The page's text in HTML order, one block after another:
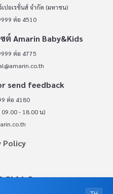
ปอเรชั่นส์ จำกัด (มหาชน)
ต่อ 4510
Amarin Baby&Kids
ต่อ 4775
send feedback
ต่อ 4180
09.00 - 18.00 น)
Policy